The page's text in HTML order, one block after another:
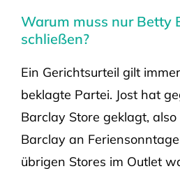
Warum muss nur Betty
schließen?
Ein Gerichtsurteil gilt
beklagte Partei. Jost hat
Barclay Store geklagt,
Barclay an
übrigen Stores im Outlet